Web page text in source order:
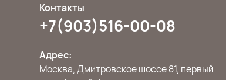
Контакты
+7(903)516-00-08
Адрес:
Москва, Дмитровское шоссе 81, первый